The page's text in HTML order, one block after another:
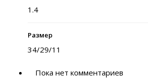
1.4
Размер
34/29/11
Пока нет комментариев